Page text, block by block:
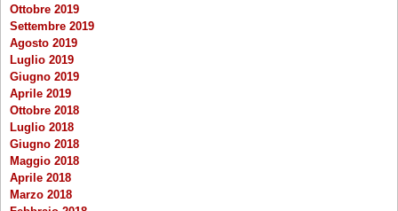
Ottobre 2019
Settembre 2019
Agosto 2019
Luglio 2019
Giugno 2019
Aprile 2019
Ottobre 2018
Luglio 2018
Giugno 2018
Maggio 2018
Aprile 2018
Marzo 2018